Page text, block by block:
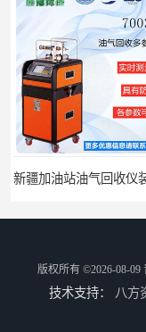
版权所有 ©2026-08-09
技术支持： 八方